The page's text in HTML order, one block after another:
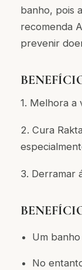
banho, pois
recomenda
prevenir
1. Melhora a
2. Cura
3. Derramar
Um
No